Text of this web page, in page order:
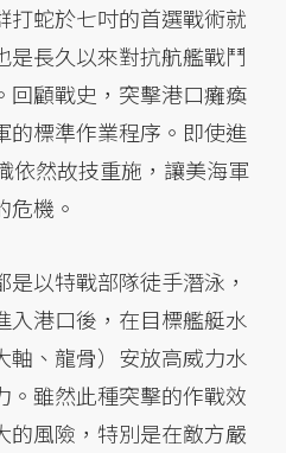
打蛇於七吋的首選戰術就
是長久以來對抗航艦戰鬥
回顧戰史，突擊港口癱瘓
的標準作業程序。即使進
依然故技重施，讓美海軍
機。
以特戰部隊徒手潛泳，
入港口後，在目標艦艇水
軸、龍骨）安放高威力水
。雖然此種突擊的作戰效
的風險，特別是在敵方嚴